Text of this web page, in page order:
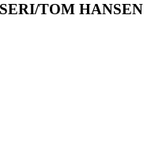
TOM HANSEN